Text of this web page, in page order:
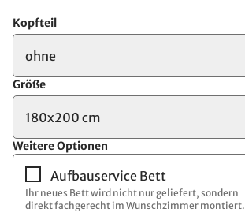
Kopfteil
ohne
Größe
180x200 cm
Weitere Optionen
Aufbauservice Bett
Ihr neues Bett wird nicht nur geliefert, sondern
direkt fachgerecht im Wunschzimmer montiert.